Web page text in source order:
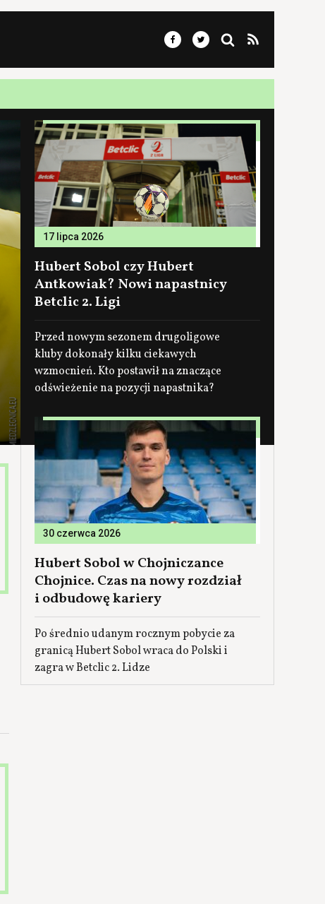
17 lipca 2026
Hubert Sobol czy Hubert
Antkowiak? Nowi napastnicy
Betclic 2. Ligi
Przed nowym sezonem drugoligowe
kluby dokonały kilku ciekawych
wzmocnień. Kto postawił na znaczące
odświeżenie na pozycji napastnika?
30 czerwca 2026
Hubert Sobol w Chojniczance
Chojnice. Czas na nowy rozdział
i odbudowę kariery
Po średnio udanym rocznym pobycie za
granicą Hubert Sobol wraca do Polski i
zagra w Betclic 2. Lidze